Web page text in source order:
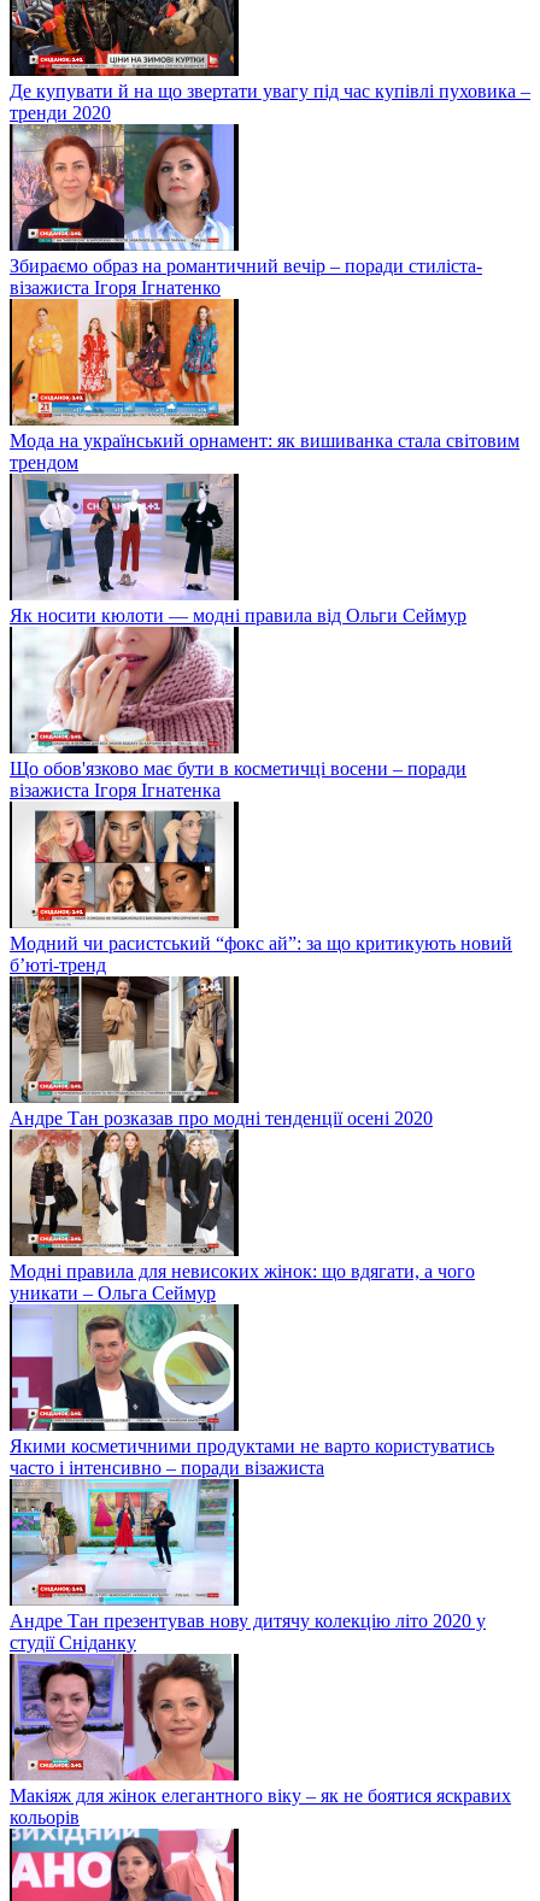
Де купувати й на що звертати увагу під час купівлі пуховика –
тренди 2020
Збираємо образ на романтичний вечір – поради стиліста-
візажиста Ігоря Ігнатенко
Мода на український орнамент: як вишиванка стала світовим
трендом
Як носити кюлоти — модні правила від Ольги Сеймур
Що обов'язково має бути в косметичці восени – поради
візажиста Ігоря Ігнатенка
Модний чи расистський “фокс ай”: за що критикують новий
б’юті-тренд
Андре Тан розказав про модні тенденції осені 2020
Модні правила для невисоких жінок: що вдягати, а чого
уникати – Ольга Сеймур
Якими косметичними продуктами не варто користуватись
часто і інтенсивно – поради візажиста
Андре Тан презентував нову дитячу колекцію літо 2020 у
студії Сніданку
Макіяж для жінок елегантного віку – як не боятися яскравих
кольорів